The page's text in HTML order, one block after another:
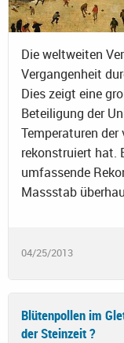
Die weltweiten
Vergangenheit
Dies zeigt eine
Beteiligung der
Temperaturen
rekonstruiert hat.
umfassende
Massstab
04/25/2013
Blütenpollen im
der Steinzeit ?